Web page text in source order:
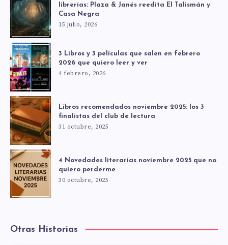
librerías: Plaza & Janés reedita El Talismán y
Casa Negra
15 julio, 2026
3 Libros y 3 películas que salen en febrero
2026 que quiero leer y ver
4 febrero, 2026
Libros recomendados noviembre 2025: los 3
finalistas del club de lectura
31 octubre, 2025
4 Novedades literarias noviembre 2025 que no
quiero perderme
30 octubre, 2025
Otras Historias